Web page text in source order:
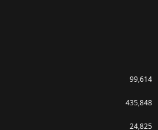
99,614
435,848
24,825